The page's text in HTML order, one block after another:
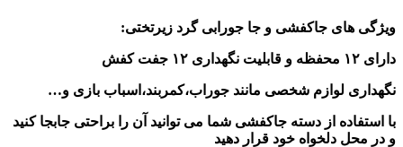
ویژگی های جاکفشی و جا جورابی گرد زیرتختی:
دارای ۱۲ محفظه و قابلیت نگهداری ۱۲ جفت کفش
نگهداری لوازم شخصی مانند جوراب،کمربند،اسباب بازی و…
با استفاده از دسته جاکفشی شما می توانید آن را براحتی جابجا کنید
و در محل دلخواه خود قرار دهید